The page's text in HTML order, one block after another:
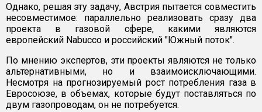
Однако, решая эту задачу, Австрия пытается совместить
несовместимое: параллельно реализовать сразу два
проекта в газовой сфере, какими являются
европейский Nabucco и российский "Южный поток".
По мнению экспертов, эти проекты являются не только
альтернативными, но и взаимоисключающими.
Несмотря на прогнозируемый рост потребления газа в
Евросоюзе, в объемах, которые будут поставляться по
двум газопроводам, он не потребуется.